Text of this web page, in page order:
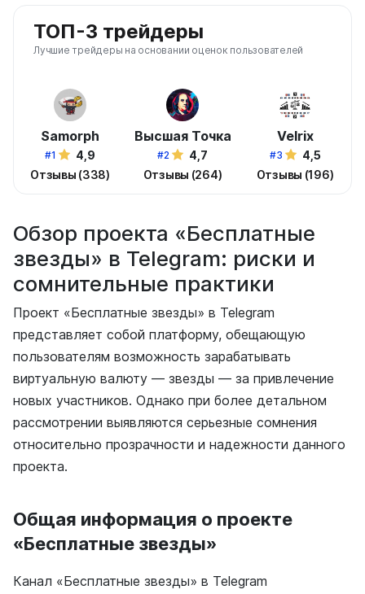
ТОП-3 трейдеры
Лучшие трейдеры на основании оценок пользователей
Samorph
#1
4,9
Отзывы (338)
Высшая Точка
#2
4,7
Отзывы (264)
Velrix
#3
4,5
Отзывы (196)
Обзор проекта «Бесплатные
звезды» в Telegram: риски и
сомнительные практики
Проект «Бесплатные звезды» в Telegram
представляет собой платформу, обещающую
пользователям возможность зарабатывать
виртуальную валюту — звезды — за привлечение
новых участников. Однако при более детальном
рассмотрении выявляются серьезные сомнения
относительно прозрачности и надежности данного
проекта.
Общая информация о проекте
«Бесплатные звезды»
Канал «Бесплатные звезды» в Telegram